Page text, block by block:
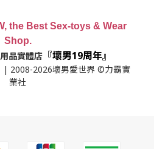
the Best Sex-toys & Wear
Shop.
品實體店 『壞男19周年』
| 2008-2026壞男愛世界 ©力霸實
業社